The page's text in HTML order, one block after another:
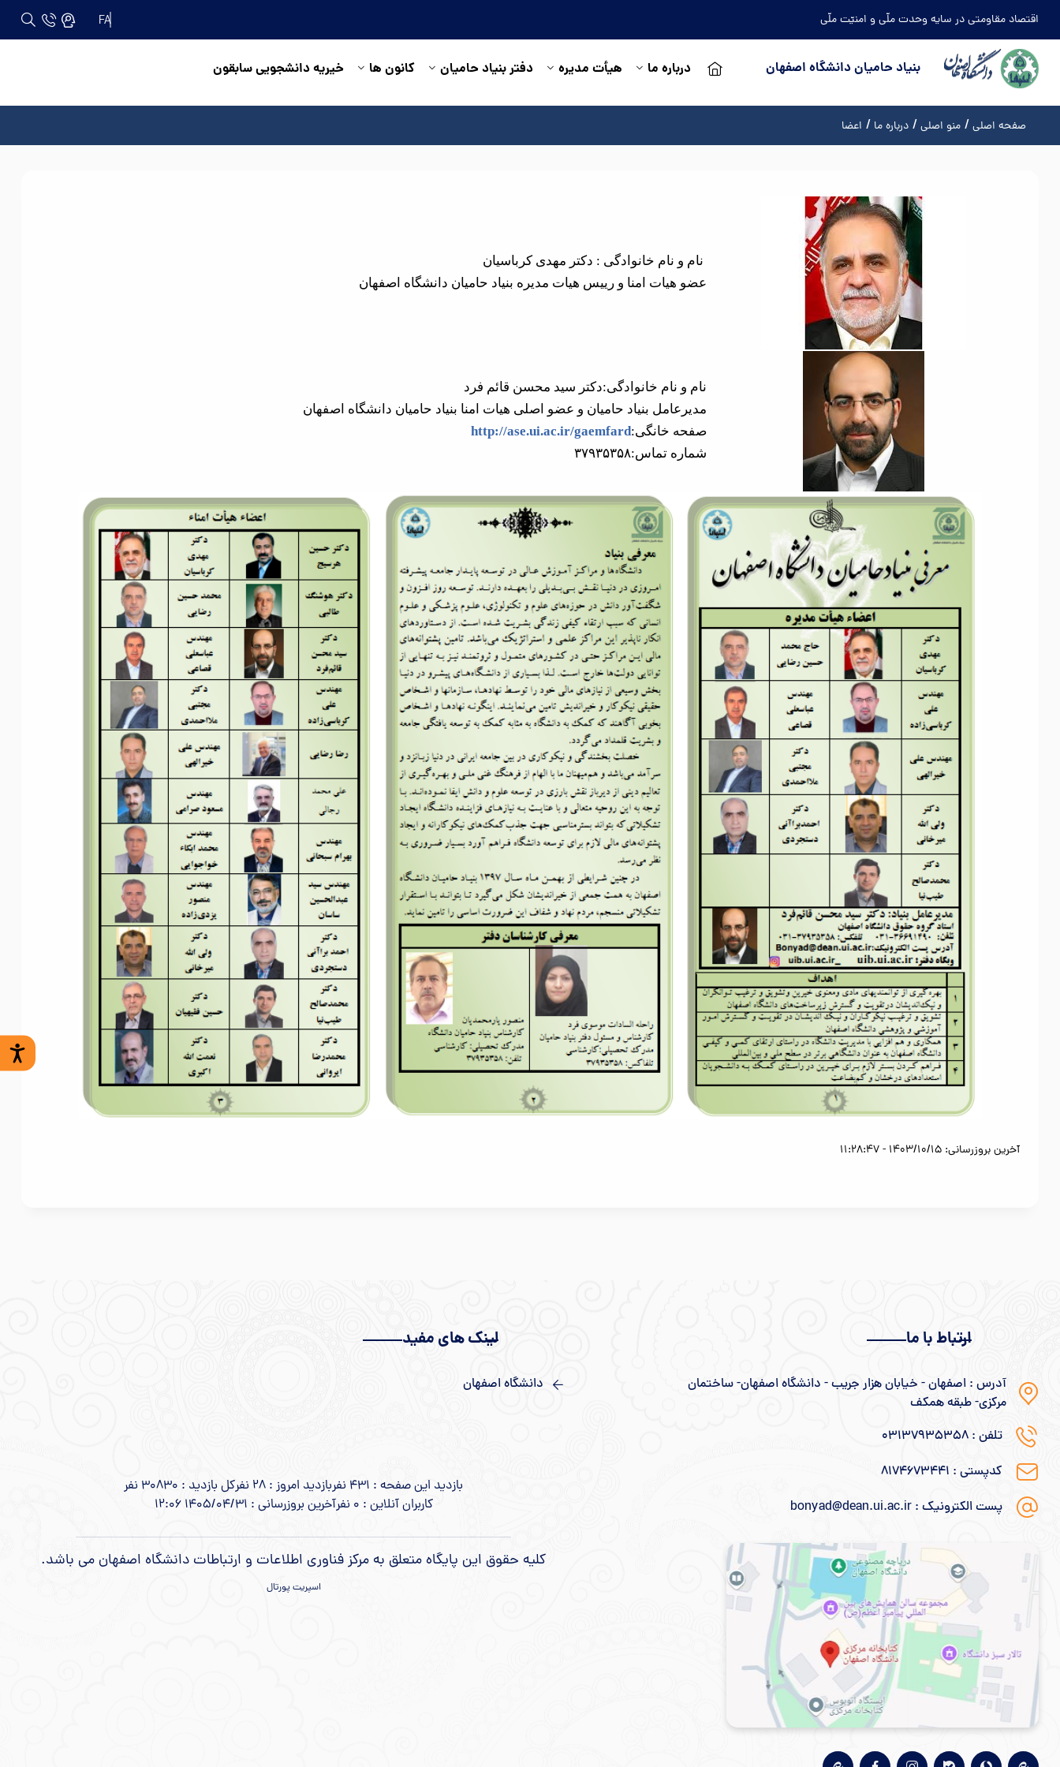
اقتصاد مقاومتی در سایه وحدت ملّی و امنیّت ملّی FA
بنیاد حامیان دانشگاه اصفهان درباره ما هیأت مدیره دفتر بنیاد حامیان کانون ها خیریه دانشجویی سابقون
صفحه اصلی منو اصلی درباره ما اعضا
نام و نام خانوادگی : دکتر مهدی کرباسیان
عضو هیات امنا و رییس هیات مدیره بنیاد حامیان دانشگاه اصفهان
نام و نام خانوادگی:دکتر سید محسن قائم فرد
مدیرعامل بنیاد حامیان و عضو اصلی هیات امنا بنیاد حامیان دانشگاه اصفهان
صفحه خانگی:http://ase.ui.ac.ir/gaemfard
شماره تماس:۳۷۹۳۵۳۵۸
آخرین بروزرسانی: 1403/10/15 - 11:28:47
ارتباط با ما
آدرس : اصفهان - خیابان هزار جریب - دانشگاه اصفهان- ساختمان
مرکزی- طبقه همکف
تلفن : 031۳۷۹۳۵۳۵۸
کدپستی : ۸۱۷۴۶۷۳۴۴۱
پست الکترونیک : bonyad@dean.ui.ac.ir
لینک های مفید
دانشگاه اصفهان
بازدید این صفحه : 431 نفر بازدید امروز : 28 نفر
کل بازدید : 30830 نفر
کاربران آنلاین : 0 نفر
آخرین بروزرسانی : 1405/04/31 12:06
کلیه حقوق این پایگاه متعلق به مرکز فناوری اطلاعات و ارتباطات دانشگاه اصفهان می باشد.
اسپریت پورتال